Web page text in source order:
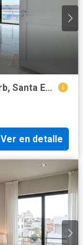
🏗️✨ Departamentos De Estreno En Urb, Santa Edelmira ✨🏗️ Piso 3 Vista Externa
Ver en detalle